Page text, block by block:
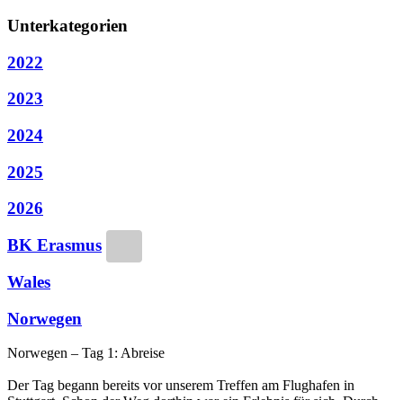
Unterkategorien
2022
2023
2024
2025
2026
BK Erasmus
Wales
Norwegen
Norwegen – Tag 1: Abreise
Der Tag begann bereits vor unserem Treffen am Flughafen in